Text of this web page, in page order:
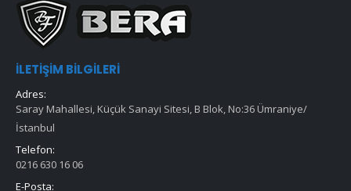
İLETIŞIM BILGILERI
Adres:
Saray Mahallesi, Küçük Sanayi Sitesi, B Blok, No:36 Ümraniye/
İstanbul
Telefon:
0216 630 16 06
E-Posta: